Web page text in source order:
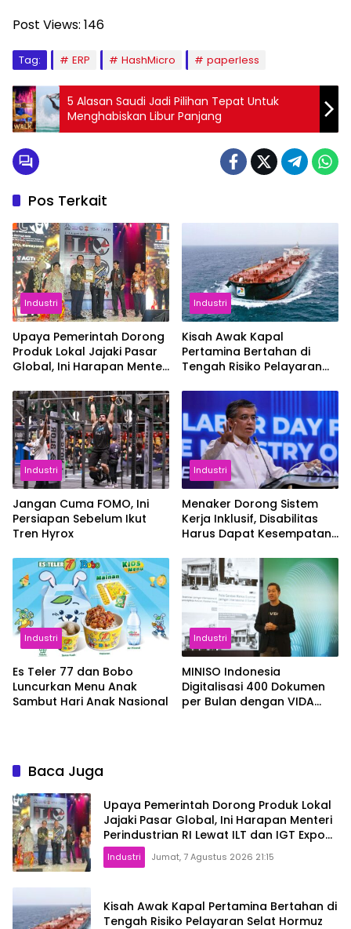
Post Views: 146
Tag: ERP HashMicro paperless
5 Alasan Saudi Jadi Pilihan Tepat Untuk
Menghabiskan Libur Panjang
Pos Terkait
Industri
Upaya Pemerintah Dorong
Produk Lokal Jajaki Pasar
Global, Ini Harapan Menteri
dan IGT Expo 2026
Industri
Kisah Awak Kapal
Pertamina Bertahan di
Tengah Risiko Pelayaran
Industri
Jangan Cuma FOMO, Ini
Persiapan Sebelum Ikut
Tren Hyrox
Industri
Menaker Dorong Sistem
Kerja Inklusif, Disabilitas
Harus Dapat Kesempatan
Industri
Es Teler 77 dan Bobo
Luncurkan Menu Anak
Sambut Hari Anak Nasional
Industri
MINISO Indonesia
Digitalisasi 400 Dokumen
per Bulan dengan VIDA
Baca Juga
Upaya Pemerintah Dorong Produk Lokal
Jajaki Pasar Global, Ini Harapan Menteri
Perindustrian RI Lewat ILT dan IGT Expo
2026
Industri Jumat, 7 Agustus 2026 21:15
Kisah Awak Kapal Pertamina Bertahan di
Tengah Risiko Pelayaran Selat Hormuz